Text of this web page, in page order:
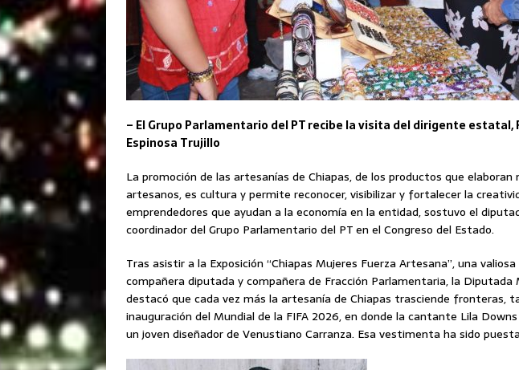
– El Grupo Parlamentario del PT recibe la visita del dirigente estatal,
Espinosa Trujillo
La promoción de las artesanías de Chiapas, de los productos que elaboran
artesanos, es cultura y permite reconocer, visibilizar y fortalecer la
emprendedores que ayudan a la economía en la entidad, sostuvo el
coordinador del Grupo Parlamentario del PT en el Congreso del Estado.
Tras asistir a la Exposición “Chiapas Mujeres Fuerza Artesana”, una
compañera diputada y compañera de Fracción Parlamentaria, la Diputada
destacó que cada vez más la artesanía de Chiapas trasciende fronteras,
inauguración del Mundial de la FIFA 2026, en donde la cantante Lila
un joven diseñador de Venustiano Carranza. Esa vestimenta ha sido